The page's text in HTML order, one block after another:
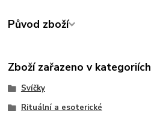
Původ zboží
Zboží zařazeno v kategoriích
Svíčky
Rituální a esoterické